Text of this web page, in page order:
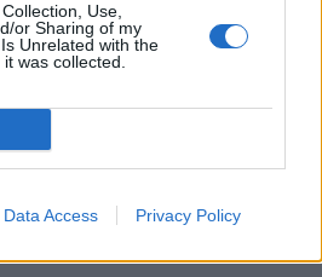
Use,
or Sharing of my
Unrelated with the
was collected.
Data Access Privacy Policy
Νέμχαρντ, τον Τι Τζέι
Τόπιν και φυσικά τον
που θα χάσει όλη τη